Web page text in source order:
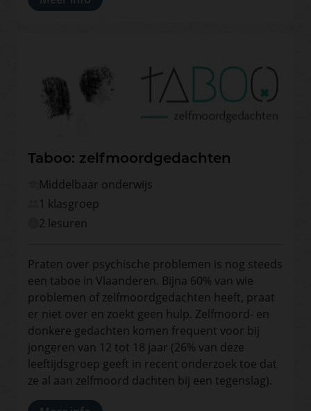
Taboo: zelfmoordgedachten
Middelbaar onderwijs
1 klasgroep
2 lesuren
Praten over psychische problemen is nog steeds
een taboe in Vlaanderen. Bijna 60% van wie
problemen of zelfmoordgedachten heeft, praat
er niet over en zoekt geen hulp. Zelfmoord- en
donkere gedachten komen frequent voor bij
jongeren van 12 tot 18 jaar (26% van deze
leeftijdsgroep geeft in recent onderzoek toe dat
ze al aan zelfmoord dachten bij een tegenslag).